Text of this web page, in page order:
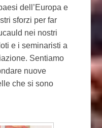
dell’Europa e
sforzi per far
nei nostri
e i seminaristi a
Sentiamo
nuove
che si sono